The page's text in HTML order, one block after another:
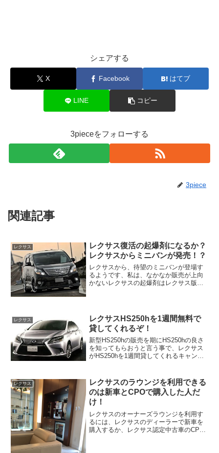
シェアする
X Facebook はてブ
LINE コピー
3pieceをフォローする
3piece
関連記事
レクサス
レクサス復活の起爆剤になるか？
レクサスからミニバンが発売！？
レクサスから、待望のミニバンが登場す
るようです、私は、なかなか販売が上向
かないレクサスの起爆剤はレクサス版の
ンツ、アウディなどに苦...
レクサス
レクサスHS250hを1週間無料で
貸してくれるぞ！
新型HS250hの販売を期にHS250hの良さ
を知ってもらおうと言う事で、レクサス
がHS250hを1週間貸してくれるキャンペ
す、私の場合は、IS250を3日間借りたん
です...
レクサス
レクサスのラウンジを利用できる
のは新車とCPOで購入した人だ
け！
レクサスのオーナーズラウンジを利用す
るには、レクサスのディーラーで新車を
購入するか、レクサス認定中古車のCPO